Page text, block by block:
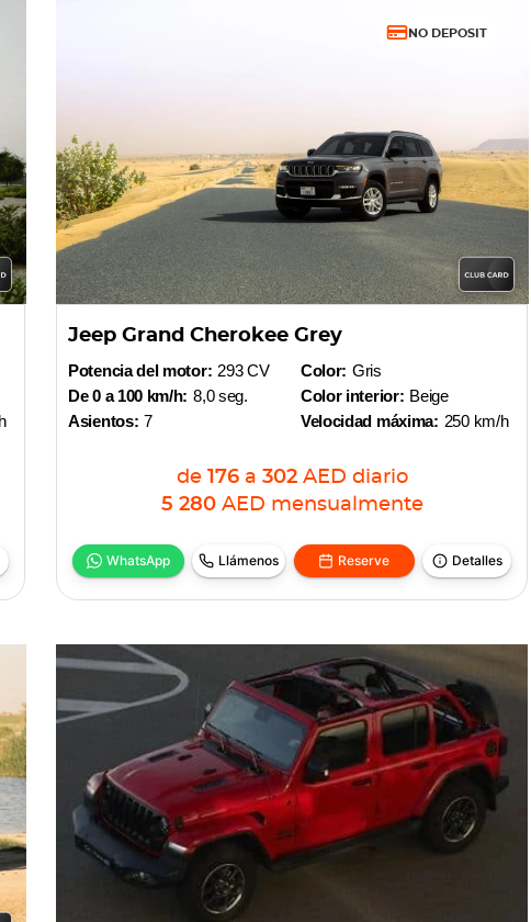
NO DEPOSIT
Jeep Grand Cherokee Grey
Potencia del motor: 293 CV
De 0 a 100 km/h: 8,0 seg.
Asientos: 7
Color: Gris
Color interior: Beige
Velocidad máxima: 250 km/h
de 176 a 302 AED diario
5 280 AED mensualmente
WhatsApp Llámenos Reserve Detalles